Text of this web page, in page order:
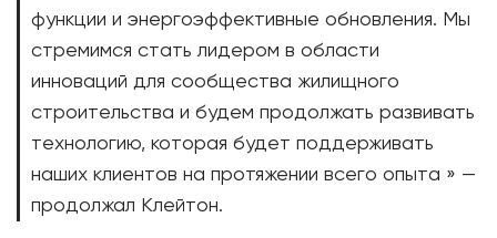
функции и энергоэффективные обновления. Мы
стремимся стать лидером в области
инноваций для сообщества жилищного
строительства и будем продолжать развивать
технологию, которая будет поддерживать
наших клиентов на протяжении всего опыта » —
продолжал Клейтон.